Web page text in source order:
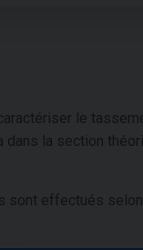
le
dans la section
sont effectués